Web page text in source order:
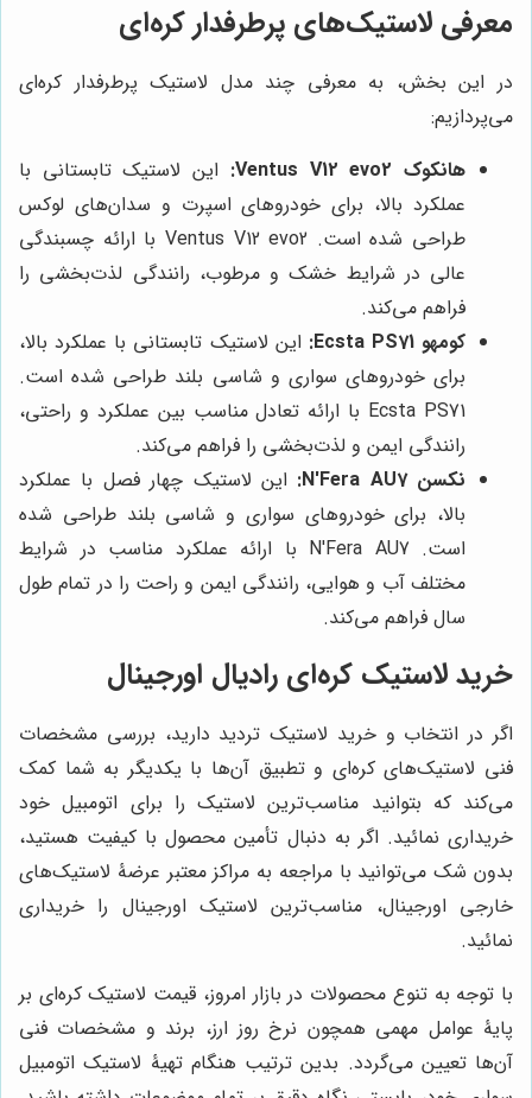
معرفی لاستیک‌های پرطرفدار کره‌ای
در این بخش، به معرفی چند مدل لاستیک پرطرفدار کره‌ای
می‌پردازیم:
هانکوک Ventus V12 evo2:
این لاستیک تابستانی با
عملکرد بالا، برای خودروهای اسپرت و سدان‌های لوکس
طراحی شده است. Ventus V12 evo2 با ارائه چسبندگی
عالی در شرایط خشک و مرطوب، رانندگی لذت‌بخشی را
فراهم می‌کند.
کومهو Ecsta PS71:
این لاستیک تابستانی با عملکرد بالا،
برای خودروهای سواری و شاسی بلند طراحی شده است.
Ecsta PS71 با ارائه تعادل مناسب بین عملکرد و راحتی،
رانندگی ایمن و لذت‌بخشی را فراهم می‌کند.
نکسن N'Fera AU7:
این لاستیک چهار فصل با عملکرد
بالا، برای خودروهای سواری و شاسی بلند طراحی شده
است. N'Fera AU7 با ارائه عملکرد مناسب در شرایط
مختلف آب و هوایی، رانندگی ایمن و راحت را در تمام طول
سال فراهم می‌کند.
خرید لاستیک کره‌ای رادیال اورجینال
اگر در انتخاب و خرید لاستیک تردید دارید، بررسی مشخصات
فنی لاستیک‌های کره‌ای و تطبیق آن‌ها با یکدیگر به شما کمک
می‌کند که بتوانید مناسب‌ترین لاستیک را برای اتومبیل خود
خریداری نمائید. اگر به دنبال تأمین محصول با کیفیت هستید،
بدون شک می‌توانید با مراجعه به مراکز معتبر عرضۀ لاستیک‌های
خارجی اورجینال، مناسب‌ترین لاستیک اورجینال را خریداری
نمائید.
با توجه به تنوع محصولات در بازار امروز، قیمت لاستیک کره‌ای بر
پایۀ عوامل مهمی همچون نرخ روز ارز، برند و مشخصات فنی
آن‌ها تعیین می‌گردد. بدین ترتیب هنگام تهیۀ لاستیک اتومبیل